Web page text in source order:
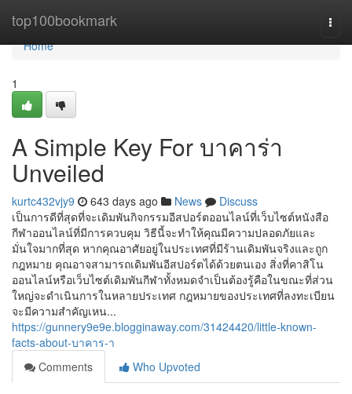
top100bookmark
Home
Home
1
A Simple Key For บาคาร่า
Unveiled
kurtc432vjy9 643 days ago News
Discuss
เป็นการดีที่สุดที่จะเดิมพันกิจกรรมอีสปอร์ตออนไลน์ที่เว็บไซต์หนังสือ
กีฬาออนไลน์ที่มีการควบคุม วิธีนี้จะทำให้คุณมีความปลอดภัยและ
มั่นใจมากที่สุด หากคุณอาศัยอยู่ในประเทศที่มีร้านเดิมพันจริงและถูก
กฎหมาย คุณอาจสามารถเดิมพันอีสปอร์ตได้ด้วยตนเอง สิ่งที่คาสิโน
ออนไลน์หรือเว็บไซต์เดิมพันกีฬาทั้งหมดจำเป็นต้องรู้คือในขณะที่ส่วน
ใหญ่จะดำเนินการในหลายประเทศ กฎหมายของประเทศที่ลงทะเบียน
จะมีความสำคัญเหน...
https://gunnery9e9e.blogginaway.com/31424420/little-known-
facts-about-บาคาร-า
Comments
Who Upvoted